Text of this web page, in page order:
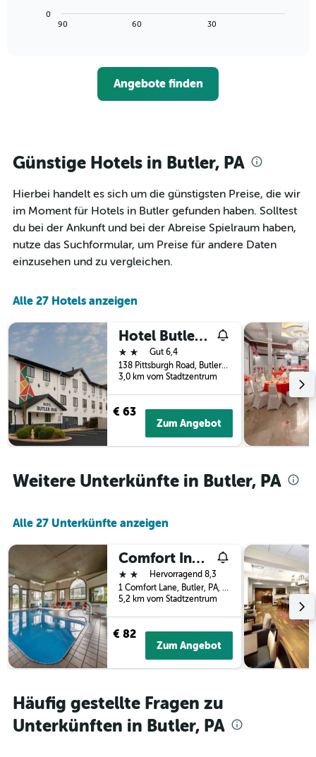
Wochentage
anzeigt.
Zimmerpreis
zeigt,
näher
das
rückt.
Das
Diagramm
hat
1
X-
die
der
Tage
vor
dem
Aufenthalt
anzeigt
Das
Diagramm
hat
1
Achse,
die
durchschnittlichen
Zimmerpreis
anzeigt
90 60 30
0
Angebote finden
Günstige Hotels in Butler, PA
Hierbei handelt es sich um die günstigsten Preise, die wir
im Moment für Hotels in Butler gefunden haben. Solltest
du bei der Ankunft und bei der Abreise Spielraum haben,
nutze das Suchformular, um Preise für andere Daten
einzusehen und zu vergleichen.
Alle 27 Hotels anzeigen
Hotel Butler Inn
2 SterneGut 6,4
138 Pittsburgh Road, Butler, PA, USA
3,0 km vom Stadtzentrum
€ 63
Zum Angebot
Weitere Unterkünfte in Butler, PA
Alle 27 Unterkünfte anzeigen
Comfort Inn & Suites Butler
2 SterneHervorragend 8,3
1 Comfort Lane, Butler, PA, USA
5,2 km vom Stadtzentrum
€ 82
Zum Angebot
Häufig gestellte Fragen zu
Unterkünften in Butler, PA